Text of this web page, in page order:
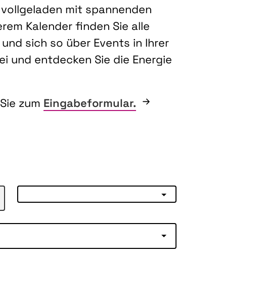
mit spannenden
Kalender finden Sie alle
sich so über Events in Ihrer
und entdecken Sie die Energie
zum Eingabeformular.